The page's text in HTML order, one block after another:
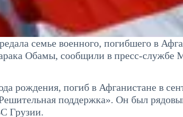
семье военного, погибшего в
Обамы, сообщили в пресс-службе
рождения, погиб в Афганистане в
поддержка». Он был
Грузии.